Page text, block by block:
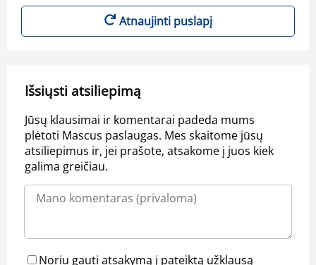
Atnaujinti puslapį
Išsiųsti atsiliepimą
Jūsų klausimai ir komentarai padeda mums
plėtoti Mascus paslaugas. Mes skaitome jūsų
atsiliepimus ir, jei prašote, atsakome į juos kiek
galima greičiau.
Noriu gauti atsakymą į pateiktą užklausą